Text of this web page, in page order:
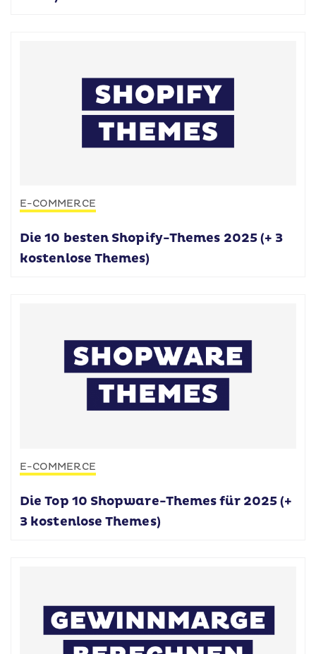
E-COMMERCE
Die 10 besten Shopify-Themes 2025 (+ 3
kostenlose Themes)
E-COMMERCE
Die Top 10 Shopware-Themes für 2025 (+
3 kostenlose Themes)